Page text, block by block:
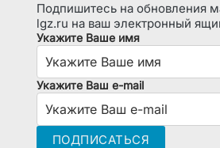
Подпишитесь на обновления
lgz.ru на ваш электронный
Укажите Ваше имя
Укажите Ваш e-mail